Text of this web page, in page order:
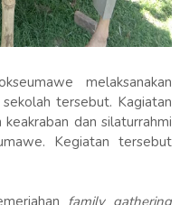
melaksanakan
tersebut. Kagiatan
dan silaturrahmi
Kegiatan tersebut
family gathering